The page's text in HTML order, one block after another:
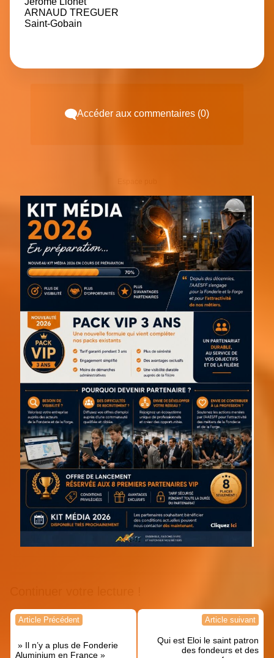
ARNAUD TREGUER
Saint-Gobain
Accéder aux commentaires (0)
Navigation
l’article
Article Précédent
» Il n’y a plus de Fonderie
Aluminium en France »
Article suivant
Qui est Eloi le saint patron
des fondeurs et des